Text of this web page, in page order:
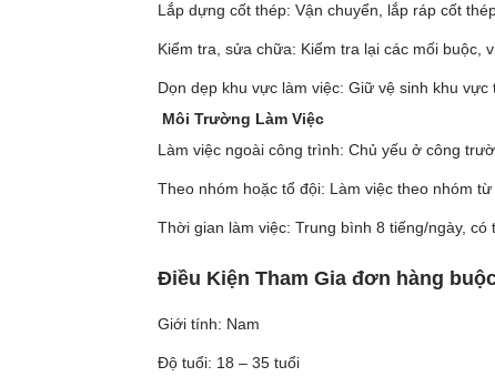
Lắp dựng cốt thép: Vận chuyển, lắp ráp cốt
Kiểm tra, sửa chữa: Kiểm tra lại các mối buộc,
Dọn dẹp khu vực làm việc: Giữ vệ sinh khu
Môi Trường Làm Việc
Làm việc ngoài công trình: Chủ yếu ở công
Theo nhóm hoặc tổ đội: Làm việc theo nhóm
Thời gian làm việc: Trung bình 8 tiếng/ngày,
Điều Kiện Tham Gia đơn hàng
Giới tính: Nam
Độ tuổi: 18 – 35 tuổi